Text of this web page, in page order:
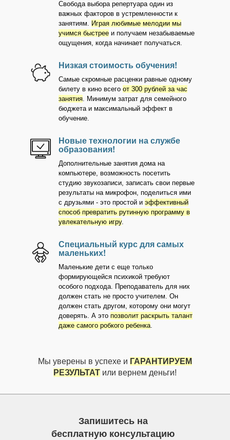
Свобода выбора репертуара один из
важных факторов в устремленности к
занятиям. Играя любимые мелодии мы
учимся быстрее и получаем незабываемые
ощущения, когда начинает получаться.
Низкая стоимость обучения!
Самые скромные расценки равные одному
билету в кино всего от 300 рублей за час
занятия. Минимум затрат для семейного
бюджета и максимальный эффект в
обучение.
Новые технологии на службе
образования!
Дополнительные занятия дома на
компьютере, возможность посетить
студию звукозаписи, записать свои первые
результаты на микрофон, поделиться ими
с друзьями - это простой и эффективный
способ превратить рутинную программу в
увлекательную игру.
Специальный курс для самых
маленьких!
Маленькие дети с еще только
формирующейся психикой требуют
особого подхода. Преподаватель для них
должен стать не просто учителем. Он
должен стать другом, которому они могут
доверять. А это позволит раскрыть талант
даже самого робкого ребенка.
Мы уверены в успехе и ГАРАНТИРУЕМ
РЕЗУЛЬТАТ или вернем деньги!
Запишитесь на
бесплатную консультацию